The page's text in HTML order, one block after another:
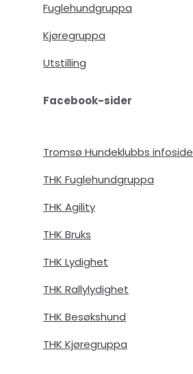
Fuglehundgruppa
Kjøregruppa
Utstilling
Facebook-sider
Tromsø Hundeklubbs infoside
THK Fuglehundgruppa
THK Agility
THK Bruks
THK Lydighet
THK Rallylydighet
THK Besøkshund
THK Kjøregruppa